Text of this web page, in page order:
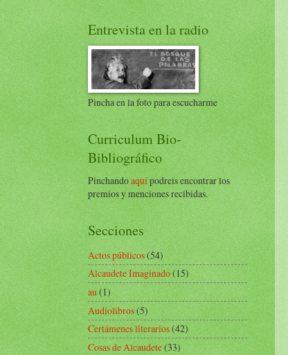
Entrevista en la radio
Pincha en la foto para escucharme
Curriculum Bio-
Bibliográfico
Pinchandoaquípodreis encontrar los
premios y menciones recibidas.
Secciones
Actos públicos(54)
Alcaudete Imaginado(15)
au(1)
Audiolibros(5)
Certámenes literarios(42)
Cosas de Alcaudete(33)